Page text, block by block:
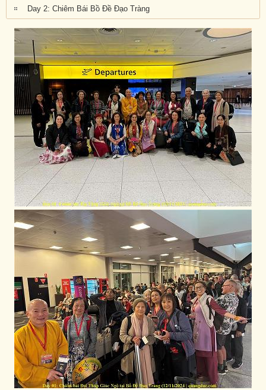
Day 2: Chiêm Bái Bồ Đề Đạo Tràng